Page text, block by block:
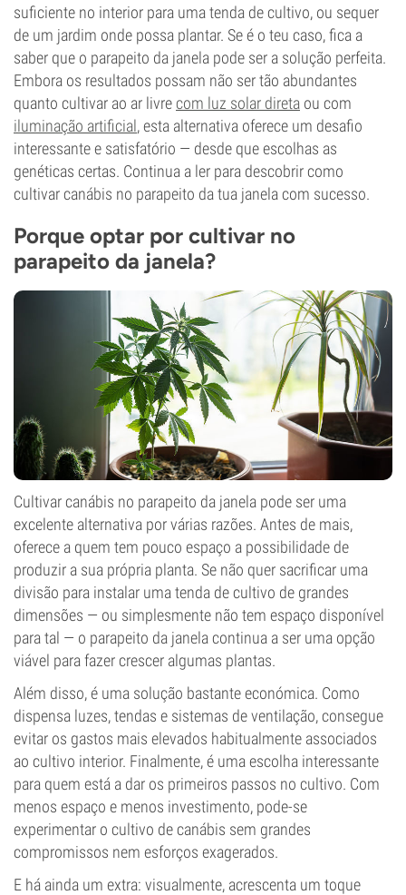
suficiente no interior para uma tenda de cultivo, ou sequer
de um jardim onde possa plantar. Se é o teu caso, fica a
saber que o parapeito da janela pode ser a solução perfeita.
Embora os resultados possam não ser tão abundantes
quanto cultivar ao ar livrecom luz solar direta ou com
iluminação artificial, esta alternativa oferece um desafio
interessante e satisfatório — desde que escolhas as
genéticas certas. Continua a ler para descobrir como
cultivar canábis no parapeito da tua janela com sucesso.
Porque optar por cultivar no
parapeito da janela?
Cultivar canábis no parapeito da janela pode ser uma
excelente alternativa por várias razões. Antes de mais,
oferece a quem tem pouco espaço a possibilidade de
produzir a sua própria planta. Se não quer sacrificar uma
divisão para instalar uma tenda de cultivo de grandes
dimensões — ou simplesmente não tem espaço disponível
para tal — o parapeito da janela continua a ser uma opção
viável para fazer crescer algumas plantas.
Além disso, é uma solução bastante económica. Como
dispensa luzes, tendas e sistemas de ventilação, consegue
evitar os gastos mais elevados habitualmente associados
ao cultivo interior. Finalmente, é uma escolha interessante
para quem está a dar os primeiros passos no cultivo. Com
menos espaço e menos investimento, pode-se
experimentar o cultivo de canábis sem grandes
compromissos nem esforços exagerados.
E há ainda um extra: visualmente, acrescenta um toque